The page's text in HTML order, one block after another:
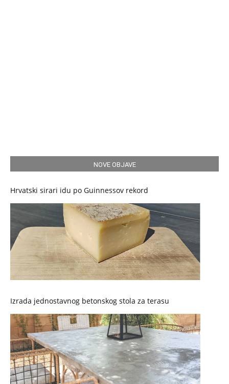
NOVE OBJAVE
Hrvatski sirari idu po Guinnessov rekord
Izrada jednostavnog betonskog stola za terasu